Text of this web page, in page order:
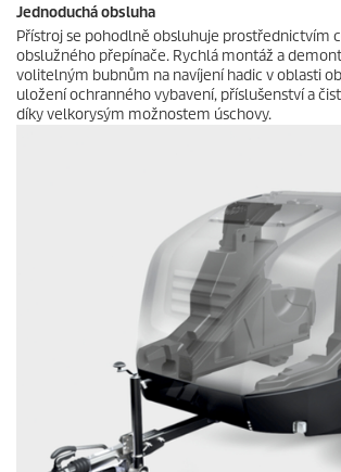
Jednoduchá obsluha
Přístroj se pohodlně obsluhuje prostřednictvím
obslužného přepínače. Rychlá montáž a
volitelným bubnům na navíjení hadic v oblasti
uložení ochranného vybavení, příslušenství a
díky velkorysým možnostem úschovy.